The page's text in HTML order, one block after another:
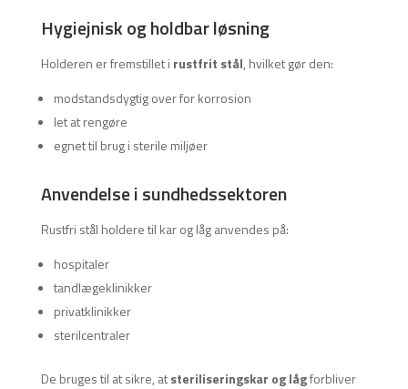
Hygiejnisk og holdbar løsning
Holderen er fremstillet i rustfrit stål, hvilket gør den:
modstandsdygtig over for korrosion
let at rengøre
egnet til brug i sterile miljøer
Anvendelse i sundhedssektoren
Rustfri stål holdere til kar og låg anvendes på:
hospitaler
tandlægeklinikker
privatklinikker
sterilcentraler
De bruges til at sikre, atsteriliseringskar og lågforbliver